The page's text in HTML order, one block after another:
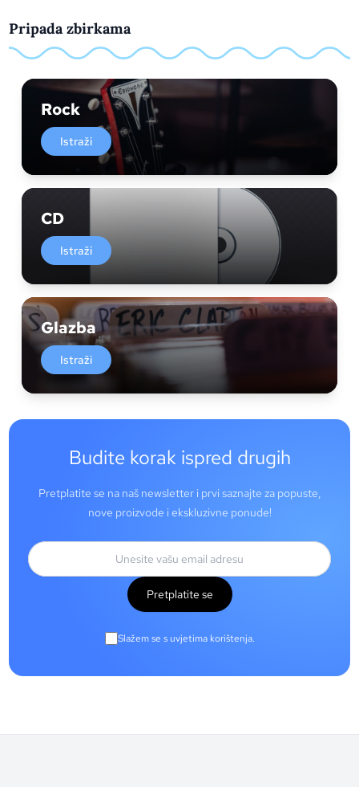
Pripada zbirkama
Rock
Istraži
CD
Istraži
Glazba
Istraži
Budite korak ispred drugih
Pretplatite se na naš newsletter i prvi saznajte za popuste,
nove proizvode i ekskluzivne ponude!
Pretplatite se
Slažem se s uvjetima korištenja.